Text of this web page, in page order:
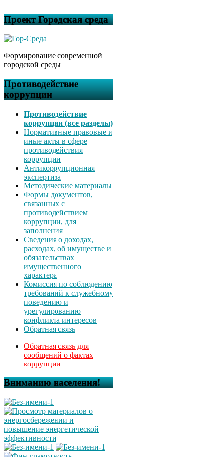
Проект Городская среда
Формирование современной
городской среды
Противодействие
коррупции
Противодействие
коррупции (все разделы)
Нормативные правовые и
иные акты в сфере
противодействия
коррупции
Антикоррупционная
экспертиза
Методические материалы
Формы документов,
связанных с
противодействием
коррупции, для
заполнения
Сведения о доходах,
расходах, об имуществе и
обязательствах
имущественного
характера
Комиссия по соблюдению
требований к служебному
поведению и
урегулированию
конфликта интересов
Обратная связь
Обратная связь для
сообщений о фактах
коррупции
Вниманию населения!